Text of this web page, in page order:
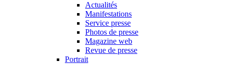
Actualités
Manifestations
Service presse
Photos de presse
Magazine web
Revue de presse
Portrait